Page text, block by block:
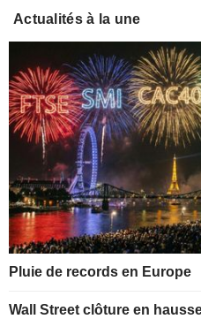
Actualités à la une
Pluie de records en Europe
Wall Street clôture en